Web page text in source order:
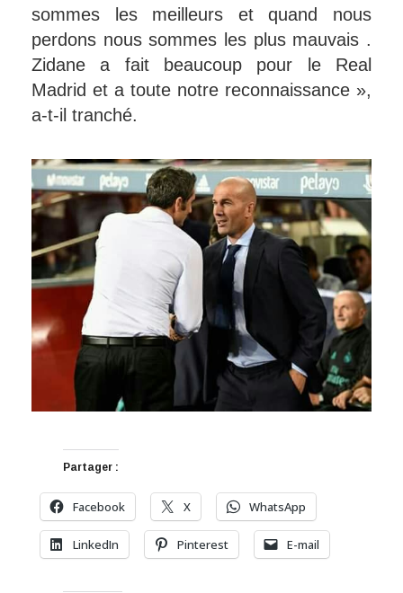
sommes les meilleurs et quand nous
perdons nous sommes les plus mauvais .
Zidane a fait beaucoup pour le Real
Madrid et a toute notre reconnaissance »,
a-t-il tranché.
Partager :
Facebook X WhatsApp
LinkedIn Pinterest E-mail